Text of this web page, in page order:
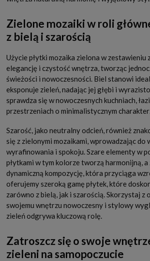
Zielone mozaiki w roli
z bielą i szarością
Użycie płytki mozaika zielona w zestawieniu
elegancję i czystość wnętrza, tworząc
świeżości i nowoczesności. Biel stanowi
eksponuje zieleń, nadając jej głębi i
sprawdza się w nowoczesnych kuchniach,
przestrzeniach o minimalistycznym
Szarość, jako neutralny odcień, również
się z zielonymi mozaikami, wprowadzając do
wyrafinowania i spokoju. Szare elementy w
płytkami w tym kolorze tworzą harmonijną, a
dynamiczną kompozycję, która przyciąga
oferujemy szeroką gamę płytek, które
zarówno z bielą, jak i szarością. Skorzystaj z
swojemu wnętrzu nowoczesny i stylowy
zieleń odgrywa kluczową rolę.
Zatroszcz się o swoje
zieleni na samopoczucie